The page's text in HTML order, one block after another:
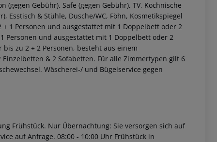
Gebühr), Safe (gegen Gebühr), TV, Kochnische
Esstisch & Stühle, Dusche/WC, Föhn, Kosmetikspiegel
1 Personen und ausgestattet mit 1 Doppelbett oder 2
Personen und ausgestattet mit 1 Doppelbett oder 2
bis zu 2 + 2 Personen, besteht aus einem
& 2 Sofabetten. Für alle Zimmertypen gilt 6
Wäscherei-/ und Bügelservice gegen
Frühstück. Nur Übernachtung: Sie versorgen sich auf
auf Anfrage. 08:00 - 10:00 Uhr Frühstück in